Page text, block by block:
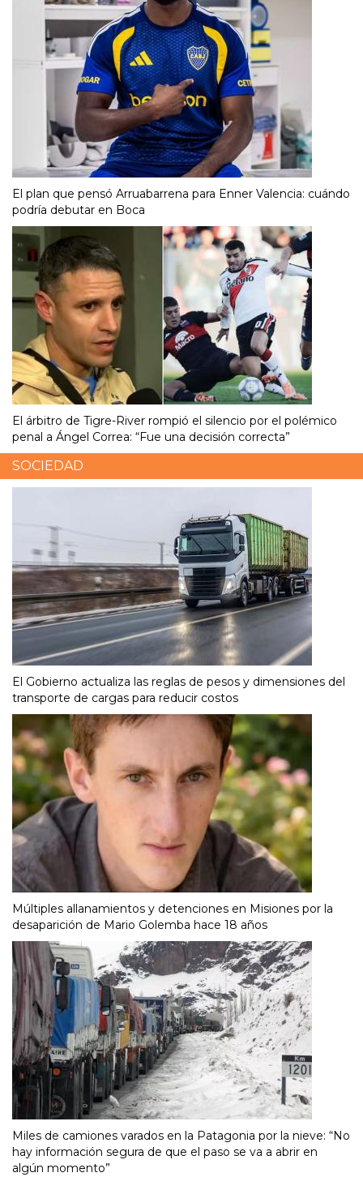
El plan que pensó Arruabarrena para Enner Valencia: cuándo
podría debutar en Boca
El árbitro de Tigre-River rompió el silencio por el polémico
penal a Ángel Correa: “Fue una decisión correcta”
SOCIEDAD
El Gobierno actualiza las reglas de pesos y dimensiones del
transporte de cargas para reducir costos
Múltiples allanamientos y detenciones en Misiones por la
desaparición de Mario Golemba hace 18 años
Miles de camiones varados en la Patagonia por la nieve: “No
hay información segura de que el paso se va a abrir en
algún momento”